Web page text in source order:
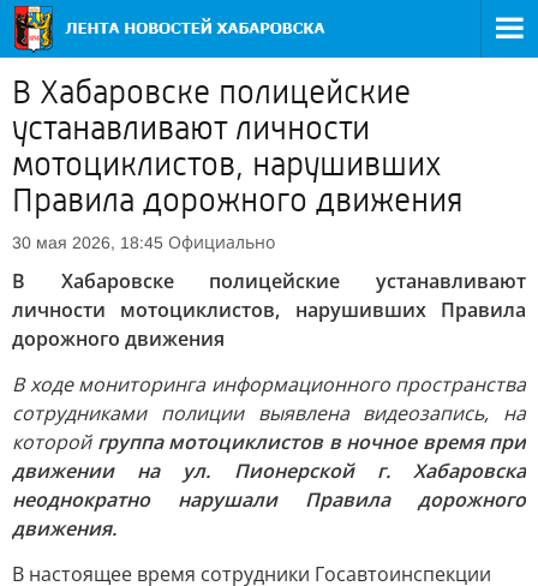
В Хабаровске полицейские
устанавливают личности
мотоциклистов, нарушивших
Правила дорожного движения
30 мая 2026, 18:45 Официально
В Хабаровске полицейские устанавливают
личности мотоциклистов, нарушивших Правила
дорожного движения
В ходе мониторинга информационного пространства
сотрудниками полиции выявлена видеозапись, на
которой группа мотоциклистов в ночное время при
движении на ул. Пионерской г. Хабаровска
неоднократно нарушали Правила дорожного
движения.
В настоящее время сотрудники Госавтоинспекции